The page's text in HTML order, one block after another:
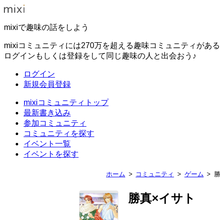
mixiで趣味の話をしよう
mixiコミュニティには270万を超える趣味コミュニティがある
ログインもしくは登録をして同じ趣味の人と出会おう♪
ログイン
新規会員登録
mixiコミュニティトップ
最新書き込み
参加コミュニティ
コミュニティを探す
イベント一覧
イベントを探す
ホーム コミュニティ ゲーム
勝真×イサト